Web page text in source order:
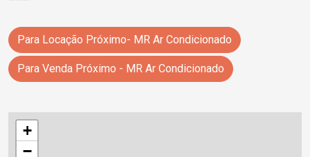
Para Locação Próximo- MR Ar Condicionado
Para Venda Próximo - MR Ar Condicionado
+
−